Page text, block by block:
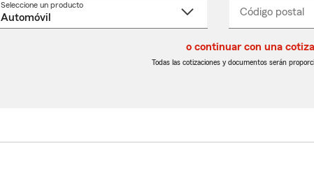
Seleccione un productoSeleccione
Código postal
_____
o continuar con una
Todas las cotizaciones y documentos serán